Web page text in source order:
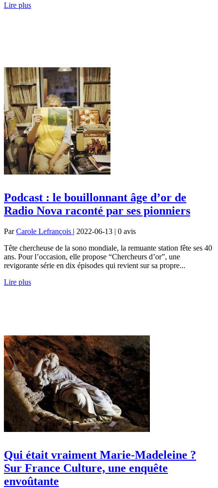
Lire plus
Podcast : le bouillonnant âge d’or de
Radio Nova raconté par ses pionniers
ParCarole Lefrançois | 2022-06-13 | 0 avis
Tête chercheuse de la sono mondiale, la remuante station fête ses 40
ans. Pour l’occasion, elle propose “Chercheurs d’or”, une
revigorante série en dix épisodes qui revient sur sa propre...
Lire plus
Qui était vraiment Marie-Madeleine ?
Sur France Culture, une enquête
envoûtante